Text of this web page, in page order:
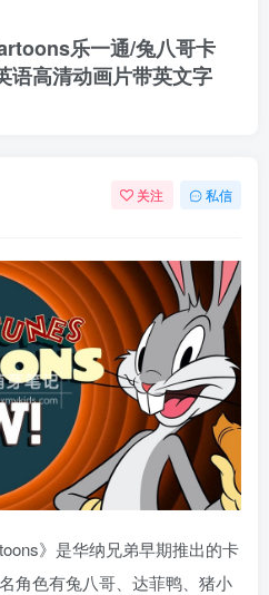
乐一通/兔八哥卡
语高清动画片带英文字
关注 私信
》是华纳兄弟早期推出的卡
角色有兔八哥、达菲鸭、猪小